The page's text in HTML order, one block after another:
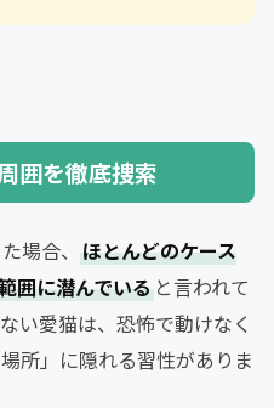
囲を徹底捜索
場合、 ほとんどのケース
囲に潜んでいる と言われて
い愛猫は、恐怖で動けなく
所」に隠れる習性がありま